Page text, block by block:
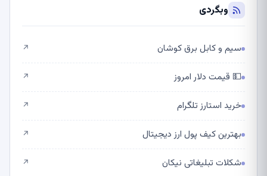
وبگردی
سیم و کابل برق کوشان ↗
💵 قیمت دلار امروز ↗
خرید استارز تلگرام ↗
بهترین کیف پول ارز دیجیتال ↗
شکلات تبلیغاتی نیکان ↗